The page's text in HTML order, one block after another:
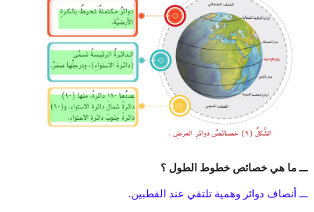
ـــ ما هي خصائص خطوط الطول ؟
ـــ أنصاف دوائر وهمية تلتقي عند القطبين.